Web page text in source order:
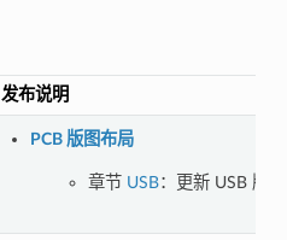
发布说明
PCB 版图布局
章节 USB：更新 USB 版